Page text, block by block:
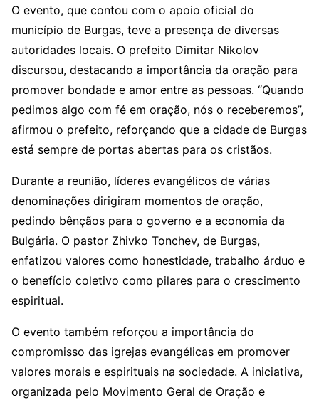
O evento, que contou com o apoio oficial do
município de Burgas, teve a presença de diversas
autoridades locais. O prefeito Dimitar Nikolov
discursou, destacando a importância da oração para
promover bondade e amor entre as pessoas. “Quando
pedimos algo com fé em oração, nós o receberemos”,
afirmou o prefeito, reforçando que a cidade de Burgas
está sempre de portas abertas para os cristãos.
Durante a reunião, líderes evangélicos de várias
denominações dirigiram momentos de oração,
pedindo bênçãos para o governo e a economia da
Bulgária. O pastor Zhivko Tonchev, de Burgas,
enfatizou valores como honestidade, trabalho árduo e
o benefício coletivo como pilares para o crescimento
espiritual.
O evento também reforçou a importância do
compromisso das igrejas evangélicas em promover
valores morais e espirituais na sociedade. A iniciativa,
organizada pelo Movimento Geral de Oração e